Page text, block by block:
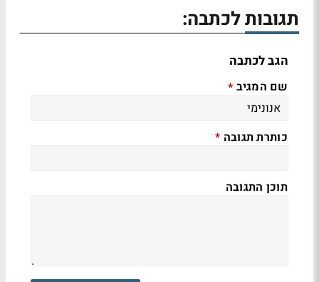
תגובות לכתבה:
הגב לכתבה
שם המגיב *
כותרת תגובה *
תוכן התגובה